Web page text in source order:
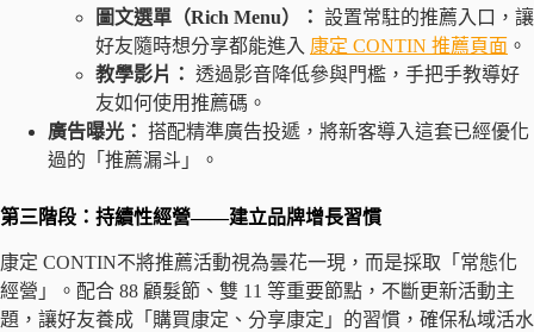
圖文選單（Rich Menu）： 設置常駐的推薦入口，讓
好友隨時想分享都能進入 康定 CONTIN 推薦頁面 。
教學影片： 透過影音降低參與門檻，手把手教導好
友如何使用推薦碼。
廣告曝光： 搭配精準廣告投遞，將新客導入這套已經優化
過的「推薦漏斗」。
第三階段：持續性經營——建立品牌增長習慣
康定 CONTIN不將推薦活動視為曇花一現，而是採取「常態化
經營」。配合 88 顧髮節、雙 11 等重要節點，不斷更新活動主
題，讓好友養成「購買康定、分享康定」的習慣，確保私域活水